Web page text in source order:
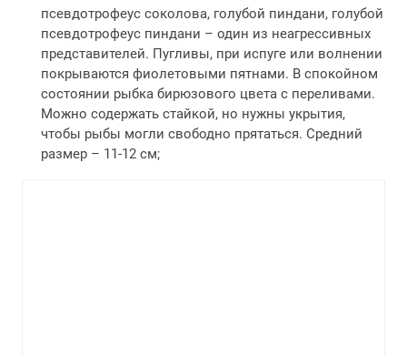
псевдотрофеус соколова, голубой пиндани, голубой
псевдотрофеус пиндани – один из неагрессивных
представителей. Пугливы, при испуге или волнении
покрываются фиолетовыми пятнами. В спокойном
состоянии рыбка бирюзового цвета с переливами.
Можно содержать стайкой, но нужны укрытия,
чтобы рыбы могли свободно прятаться. Средний
размер – 11-12 см;